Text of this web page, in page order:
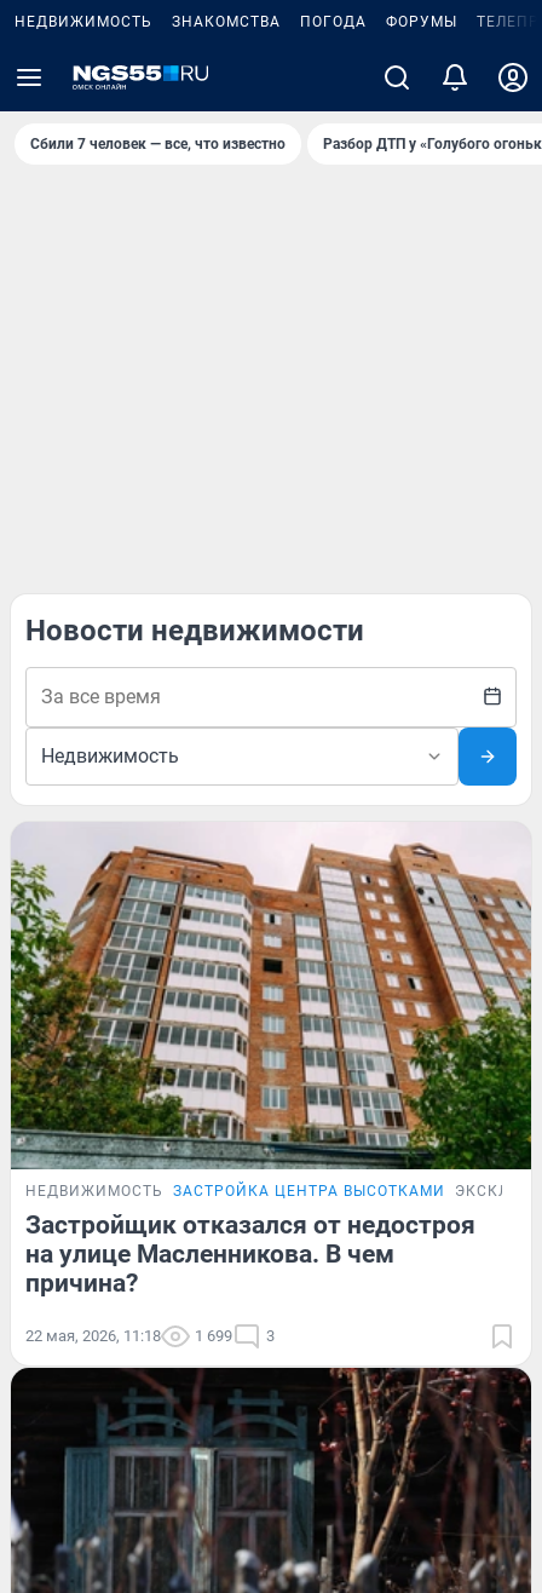
НЕДВИЖИМОСТЬ ЗНАКОМСТВА ПОГОДА ФОРУМЫ
Сбили 7 человек — все, что известно Разбор ДТП у «Голубого
Новости недвижимости
НЕДВИЖИМОСТЬ ЗАСТРОЙКА ЦЕНТРА ВЫСОТКАМИ
Застройщик отказался от недостроя
на улице Масленникова. В чем
причина?
22 мая, 2026, 11:18 1 699 3